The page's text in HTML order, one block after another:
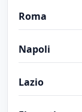
Roma
Napoli
Lazio